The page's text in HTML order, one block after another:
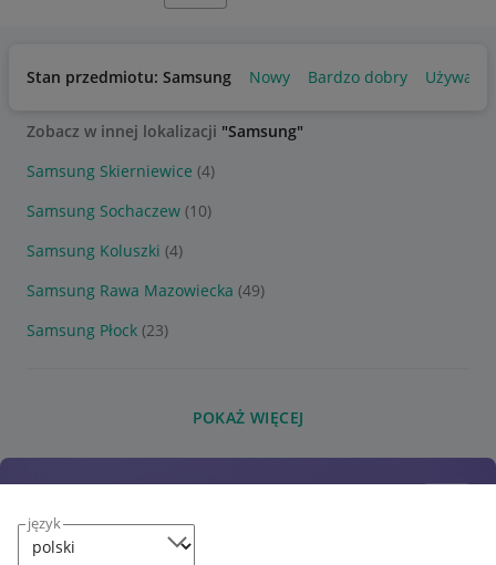
język
Stan przedmiotu: Samsung Nowy Bardzo dobry Używany
Zobacz w innej lokalizacji "Samsung"
Samsung Skierniewice (4)
Samsung Sochaczew (10)
Samsung Koluszki (4)
Samsung Rawa Mazowiecka (49)
Samsung Płock (23)
POKAŻ WIĘCEJ